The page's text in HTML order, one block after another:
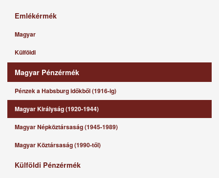
Emlékérmék
Magyar
Külföldi
Magyar Pénzérmék
Pénzek a Habsburg időkből (1916-ig)
Magyar Királyság (1920-1944)
Magyar Népköztársaság (1945-1989)
Magyar Köztársaság (1990-től)
Külföldi Pénzérmék